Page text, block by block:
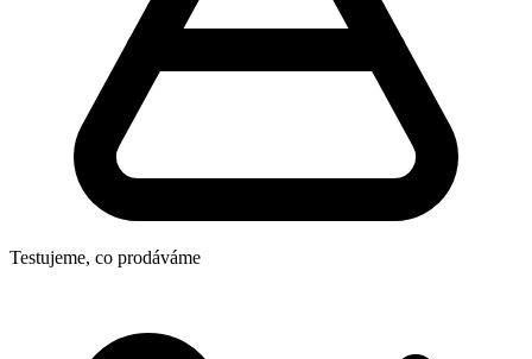
Testujeme, co prodáváme